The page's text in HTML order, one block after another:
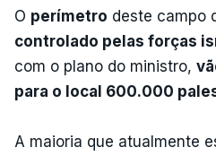
O perímetro deste campo
controlado pelas forças
com o plano do ministro,
para o local 600.000
A maioria que atualmente